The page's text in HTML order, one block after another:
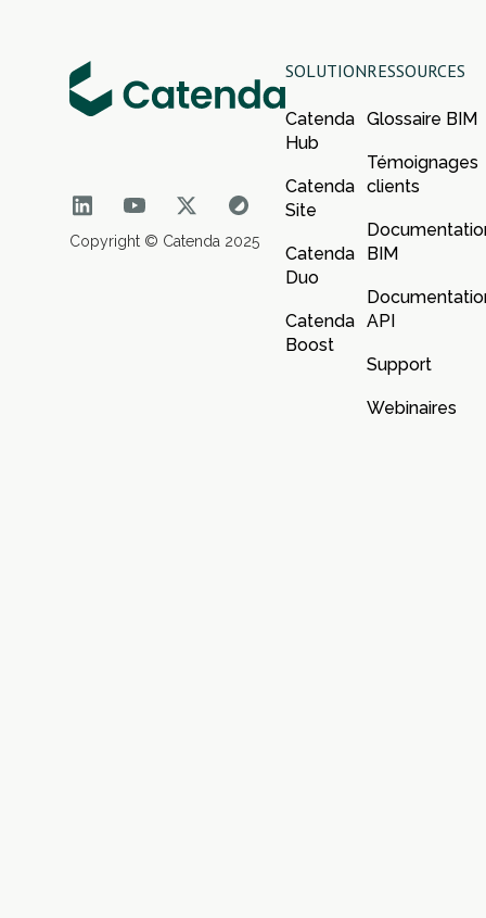
Copyright © Catenda 2025
SOLUTION
Catenda
Hub
Catenda
Site
Catenda
Duo
Catenda
Boost
RESSOURCES
Glossaire BIM
Témoignages
clients
BIM
API
Support
Webinaires